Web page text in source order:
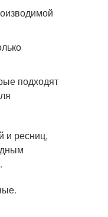
подходят
и ресниц,